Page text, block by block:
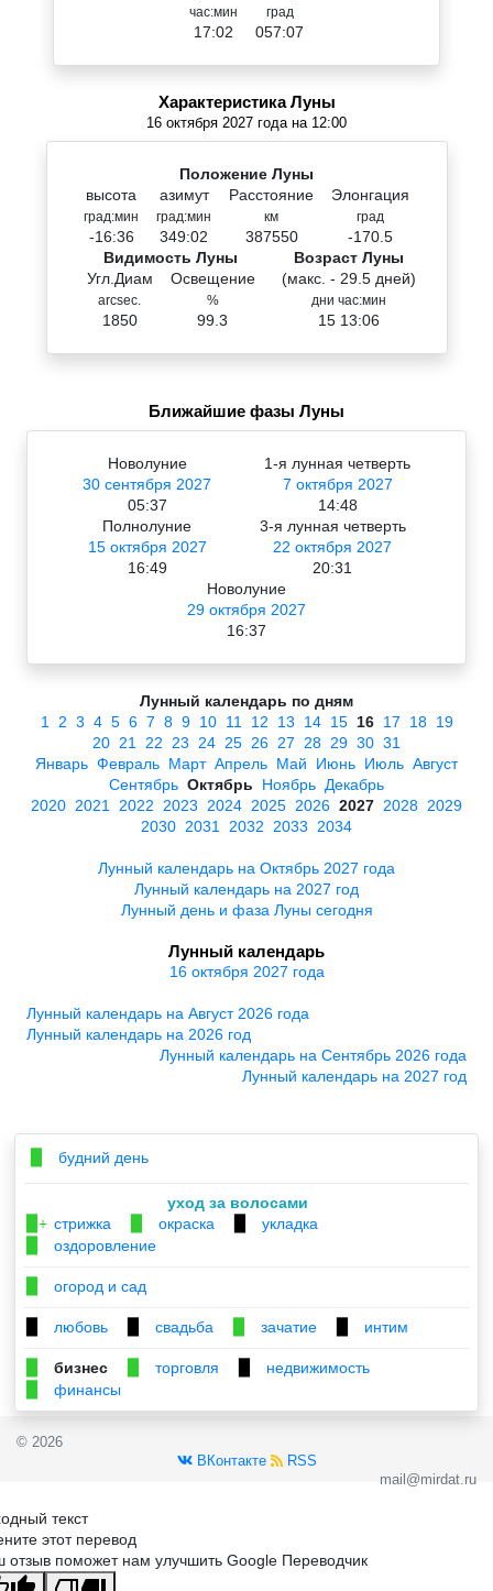
час:мин
17:02
град
057:07
Характеристика Луны
16 октября 2027 года на 12:00
Положение Луны
высота
град:мин
-16:36
азимут
град:мин
349:02
Расстояние
км
387550
Элонгация
град
-170.5
Видимость Луны
Угл.Диам
arcsec.
1850
Освещение
%
99.3
Возраст Луны
(макс. - 29.5 дней)
дни час:мин
15 13:06
Ближайшие фазы Луны
Новолуние
30 сентября 2027
05:37
1-я лунная четверть
7 октября 2027
14:48
Полнолуние
15 октября 2027
16:49
3-я лунная четверть
22 октября 2027
20:31
Новолуние
29 октября 2027
16:37
Лунный календарь по дням
1
2 3 4 5 6 7 8 9 10 11 12 13 14 15 16 17 18 19
20 21 22 23 24 25 26 27 28 29 30 31
Январь Февраль Март Апрель Май Июнь Июль Август
Сентябрь Октябрь Ноябрь Декабрь
2020 2021 2022 2023 2024 2025 2026 2027 2028 2029
2030 2031 2032 2033 2034
Лунный календарь на Октябрь 2027 года
Лунный календарь на 2027 год
Лунный день и фаза Луны сегодня
Лунный календарь
16 октября 2027 года
Лунный календарь на Август 2026 года
Лунный календарь на 2026 год
Лунный календарь на Сентябрь 2026 года
Лунный календарь на 2027 год
будний день
уход за волосами
▉+ стрижка окраска укладка
оздоровление
огород и сад
любовь свадьба зачатие интим
бизнес торговля недвижимость
финансы
© 2026
ВКонтакте
RSS
mail@mirdat.ru
текст
этот перевод
отзыв поможет нам улучшить Google Переводчик